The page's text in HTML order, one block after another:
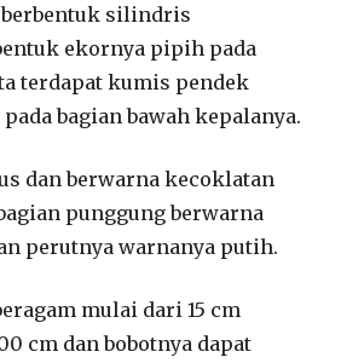
silindris
ekornya pipih pada
terdapat kumis pendek
bagian bawah kepalanya.
dan berwarna kecoklatan
punggung berwarna
perutnya warnanya putih.
mulai dari 15 cm
cm dan bobotnya dapat